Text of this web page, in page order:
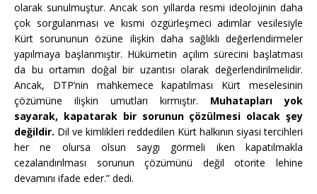
olarak sunulmuştur. Ancak son yıllarda resmi ideolojinin daha
çok sorgulanması ve kısmi özgürleşmeci adımlar vesilesiyle
Kürt sorununun özüne ilişkin daha sağlıklı değerlendirmeler
yapılmaya başlanmıştır. Hükümetin açılım sürecini başlatması
da bu ortamın doğal bir uzantısı olarak değerlendirilmelidir.
Ancak, DTP’nin mahkemece kapatılması Kürt meselesinin
çözümüne ilişkin umutları kırmıştır. Muhatapları yok
sayarak, kapatarak bir sorunun çözülmesi olacak şey
değildir. Dil ve kimlikleri reddedilen Kürt halkının siyasi tercihleri
her ne olursa olsun saygı görmeli iken kapatılmakla
cezalandırılması sorunun çözümünü değil otorite lehine
devamını ifade eder.” dedi.